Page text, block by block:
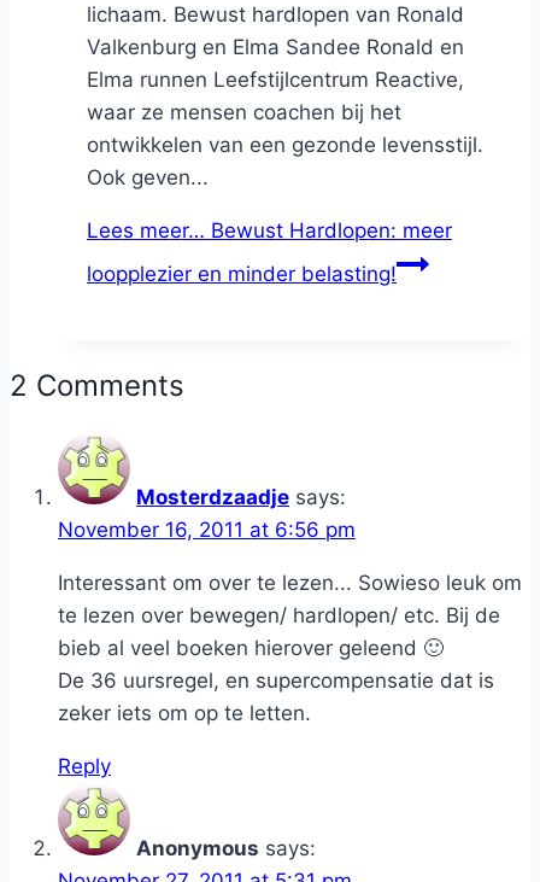
lichaam. Bewust hardlopen van Ronald
Valkenburg en Elma Sandee Ronald en
Elma runnen Leefstijlcentrum Reactive,
waar ze mensen coachen bij het
ontwikkelen van een gezonde levensstijl.
Ook geven...
Lees meer… Bewust Hardlopen: meer
loopplezier en minder belasting!
2 Comments
Mosterdzaadje says:
November 16, 2011 at 6:56 pm
Interessant om over te lezen... Sowieso leuk om
te lezen over bewegen/ hardlopen/ etc. Bij de
bieb al veel boeken hierover geleend 🙂
De 36 uursregel, en supercompensatie dat is
zeker iets om op te letten.
Reply
Anonymous says: